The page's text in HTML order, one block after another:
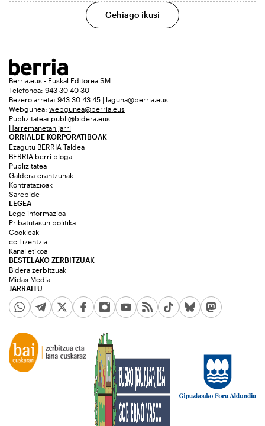
Gehiago ikusi
Berria.eus - Euskal Editorea SM
Telefonoa: 943 30 40 30
Bezero arreta: 943 30 43 45 | laguna@berria.eus
Webgunea: webgunea@berria.eus
Publizitatea: publi@bidera.eus
Harremanetan jarri
ORRIALDE KORPORATIBOAK
Ezagutu BERRIA Taldea
BERRIA berri bloga
Publizitatea
Galdera-erantzunak
Kontratazioak
Sarebide
JARRAITU
LEGEA
Lege informazioa
Pribatutasun politika
Cookieak
cc Lizentzia
Kanal etikoa
BESTELAKO ZERBITZUAK
Bidera zerbitzuak
Midas Media